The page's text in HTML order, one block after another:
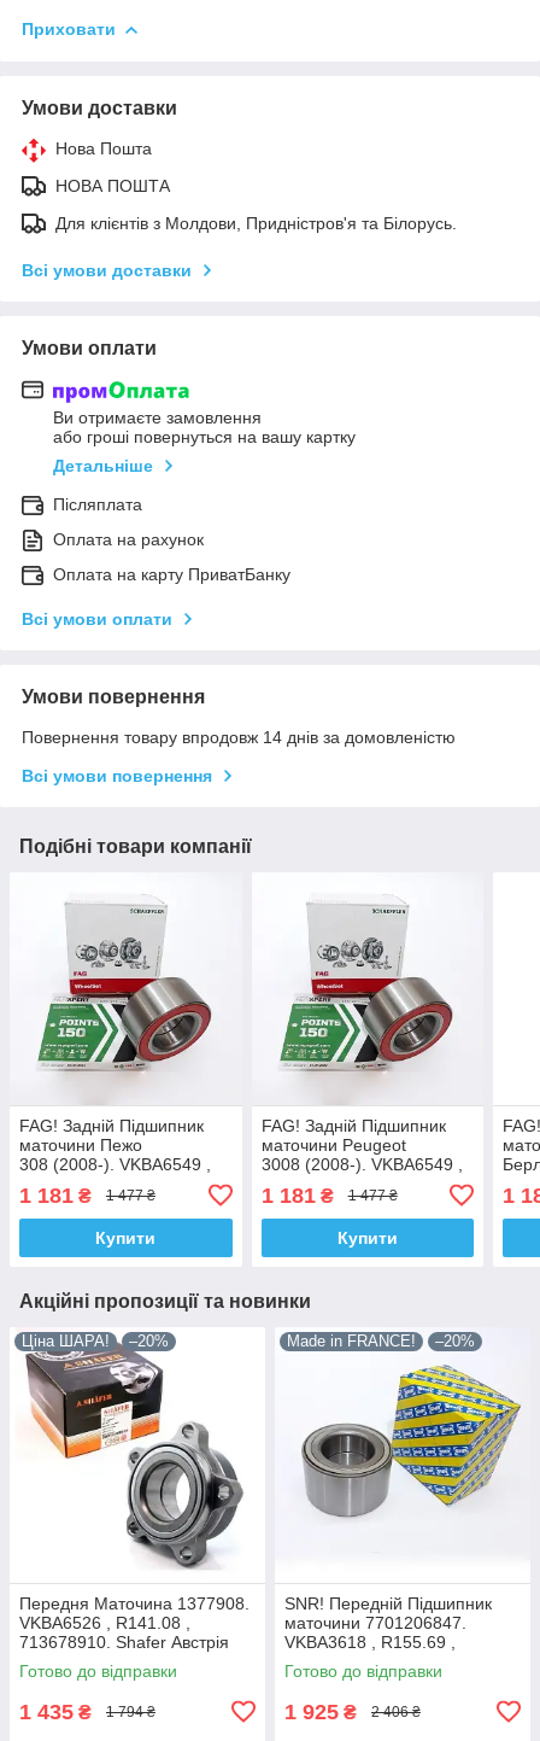
Приховати
Умови доставки
Нова Пошта
НОВА ПОШТА
Для клієнтів з Молдови, Придністров'я та Білорусь.
Всі умови доставки
Умови оплати
Ви отримаєте замовлення
або гроші повернуться на вашу картку
Детальніше
Післяплата
Оплата на рахунок
Оплата на карту ПриватБанку
Всі умови оплати
Умови повернення
Повернення товару впродовж 14 днів за домовленістю
Всі умови повернення
Подібні товари компанії
FAG! Задній Підшипник
маточини Пежо
308 (2008-). VKBA6549 ,
Німеччина!
1 181 ₴ 1 477 ₴
Купити
FAG! Задній Підшипник
маточини Peugeot
3008 (2008-). VKBA6549 ,
Німеччина!
1 181₴ 1 477 ₴
Купити
1
Акційні пропозиції та новинки
Ціна ШАРА! –20%
Передня Маточина 1377908.
VKBA6526 , R141.08 ,
713678910. Shafer Австрія
Готово до відправки
1 435 ₴ 1 794 ₴
Made in FRANCE! –20%
SNR! Передній Підшипник
маточини 7701206847.
VKBA3618 , R155.69 ,
713644120. Франція!
Готово до відправки
1 925 ₴ 2 406 ₴